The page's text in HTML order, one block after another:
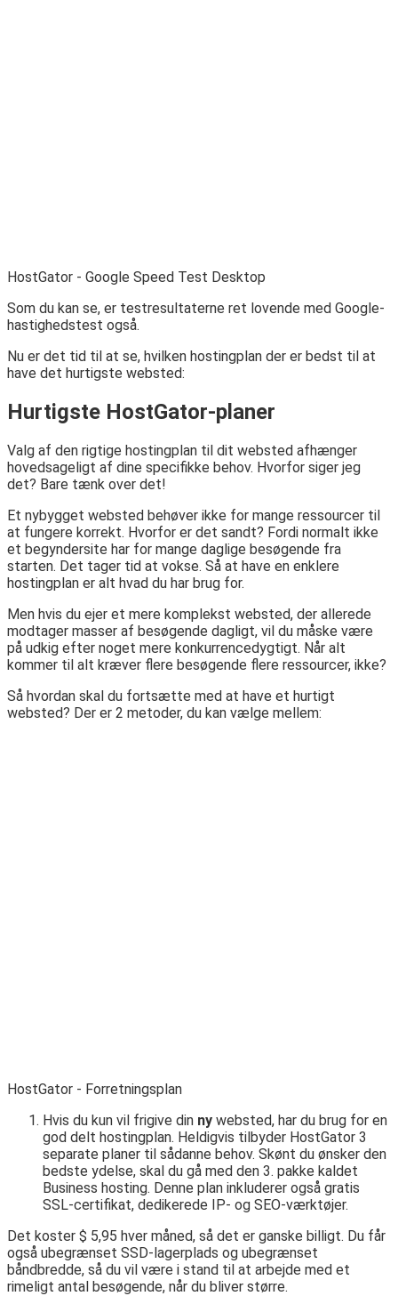
HostGator - Google Speed ​​Test Desktop
Som du kan se, er testresultaterne ret lovende med Google-
hastighedstest også.
Nu er det tid til at se, hvilken hostingplan der er bedst til at
have det hurtigste websted:
Hurtigste HostGator-planer
Valg af den rigtige hostingplan til dit websted afhænger
hovedsageligt af dine specifikke behov. Hvorfor siger jeg
det? Bare tænk over det!
Et nybygget websted behøver ikke for mange ressourcer til
at fungere korrekt. Hvorfor er det sandt? Fordi normalt ikke
et begyndersite har for mange daglige besøgende fra
starten. Det tager tid at vokse. Så at have en enklere
hostingplan er alt hvad du har brug for.
Men hvis du ejer et mere komplekst websted, der allerede
modtager masser af besøgende dagligt, vil du måske være
på udkig efter noget mere konkurrencedygtigt. Når alt
kommer til alt kræver flere besøgende flere ressourcer, ikke?
Så hvordan skal du fortsætte med at have et hurtigt
websted? Der er 2 metoder, du kan vælge mellem:
HostGator - Forretningsplan
Hvis du kun vil frigive din ny websted, har du brug for en
god delt hostingplan. Heldigvis tilbyder HostGator 3
separate planer til sådanne behov. Skønt du ønsker den
bedste ydelse, skal du gå med den 3. pakke kaldet
Business hosting. Denne plan inkluderer også gratis
SSL-certifikat, dedikerede IP- og SEO-værktøjer.
Det koster $ 5,95 hver måned, så det er ganske billigt. Du får
også ubegrænset SSD-lagerplads og ubegrænset
båndbredde, så du vil være i stand til at arbejde med et
rimeligt antal besøgende, når du bliver større.